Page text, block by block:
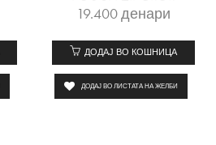
19.400денари
ДОДАЈ ВО КОШНИЦА
ДОДАЈ ВО ЛИСТАТА НА ЖЕЛБИ